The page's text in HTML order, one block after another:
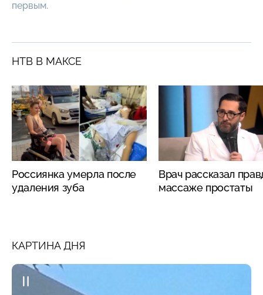
первым.
НТВ В МАКСЕ
Россиянка умерла после
удаления зуба
Врач рассказал
массаже простаты
КАРТИНА ДНЯ